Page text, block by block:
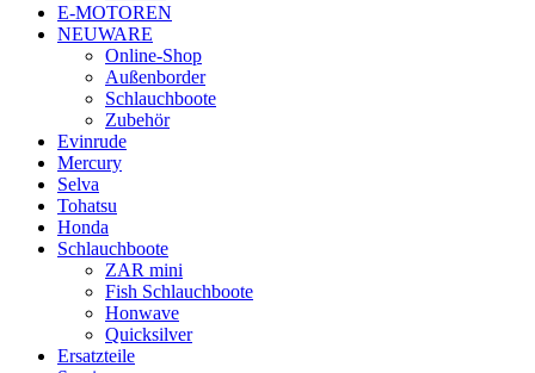
E-MOTOREN
NEUWARE
Online-Shop
Außenborder
Schlauchboote
Zubehör
Evinrude
Mercury
Selva
Tohatsu
Honda
Schlauchboote
ZAR mini
Fish Schlauchboote
Honwave
Quicksilver
Ersatzteile